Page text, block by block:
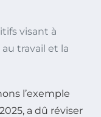
visant à
travail et la
l’exemple
a dû réviser